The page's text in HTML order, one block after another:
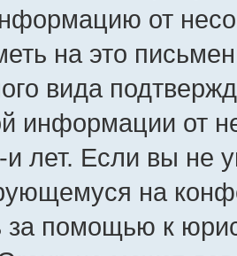
от
на это
вида
информации от
лет. Если вы не
на
за помощью к